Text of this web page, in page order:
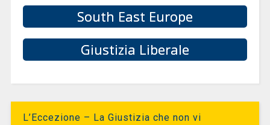
South East Europe
Giustizia Liberale
L’Eccezione – La Giustizia che non vi